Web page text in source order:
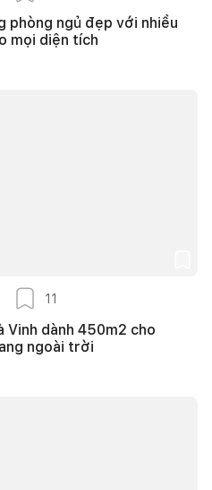
phòng ngủ đẹp với nhiều
mọi diện tích
11
Vinh dành 450m2 cho
ngoài trời